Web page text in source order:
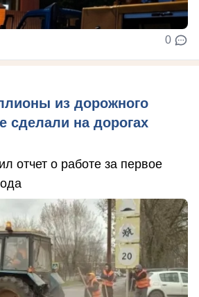
0
из дорожного
сделали на дорогах
отчет о работе за первое